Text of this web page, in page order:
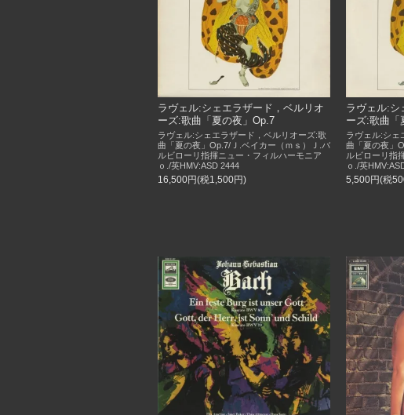
ラヴェル:シェエラザード，ベルリオ
ーズ:歌曲「夏の夜」Op.7
ラヴェル:シェエラザード，ベルリオーズ:歌
曲「夏の夜」Op.7/Ｊ.ベイカー（ｍｓ）Ｊ.バ
ルビローリ指揮ニュー・フィルハーモニア
ｏ./英HMV:ASD 2444
16,500円(税1,500円)
ラヴェル:シ
ーズ:歌曲「
ラヴェル:シェ
曲「夏の夜」
ルビローリ指
ｏ./英
5,500円(税